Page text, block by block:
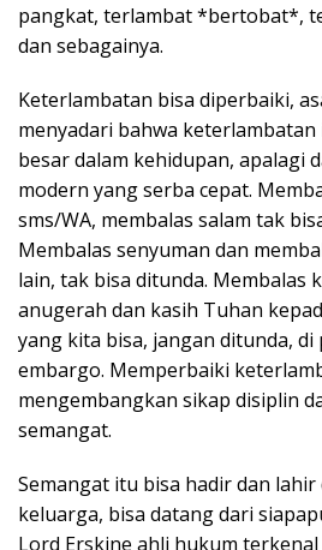
pangkat, terlambat *bertobat*,
dan sebagainya.
Keterlambatan bisa diperbaiki,
menyadari bahwa
besar dalam kehidupan, apalagi
modern yang serba cepat.
sms/WA, membalas salam tak
Membalas senyuman dan
lain, tak bisa ditunda. Membalas
anugerah dan kasih Tuhan
yang kita bisa, jangan ditunda, di
embargo. Memperbaiki
mengembangkan sikap disiplin
semangat.
Semangat itu bisa hadir dan
keluarga, bisa datang dari
Lord Erskine ahli hukum